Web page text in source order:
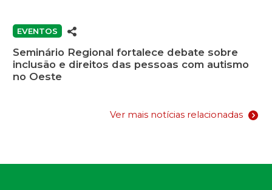
EVENTOS
Seminário Regional fortalece debate sobre
inclusão e direitos das pessoas com autismo
no Oeste
Ver mais notícias relacionadas